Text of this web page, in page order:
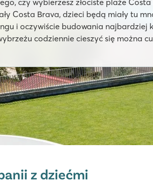
Costa Brava, dzieci będą miały tu
i oczywiście budowania najbardziej
codziennie cieszyć się można
Odkryjcie najlepsze campingi w
del Camp
z dziećmi